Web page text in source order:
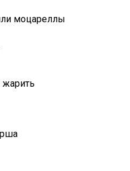
моцареллы
жарить